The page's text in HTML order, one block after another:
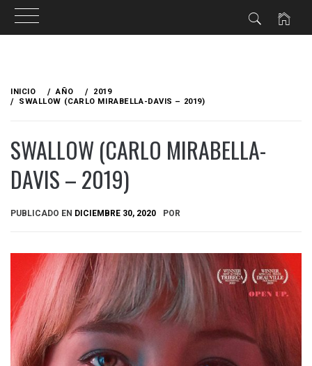
contenido
INICIO AÑO
2019
SWALLOW (CARLO MIRABELLA-DAVIS – 2019)
SWALLOW (CARLO MIRABELLA-
DAVIS – 2019)
PUBLICADO EN DICIEMBRE 30, 2020 POR